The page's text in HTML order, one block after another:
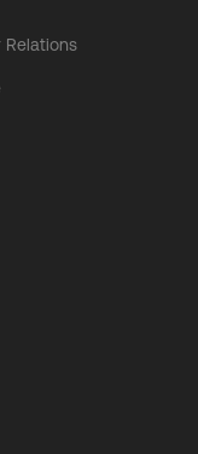
Relations